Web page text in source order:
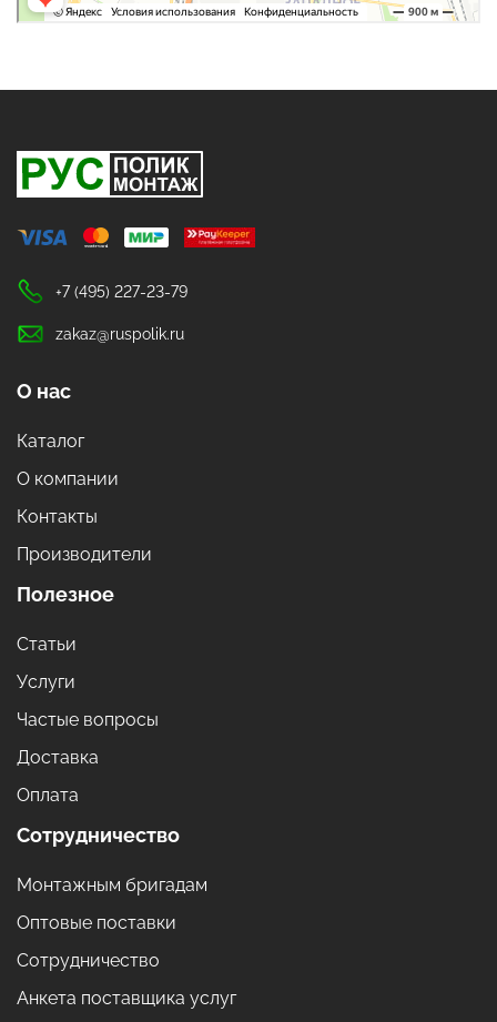
+7 (495) 227-23-79
zakaz@ruspolik.ru
О нас
Каталог
О компании
Контакты
Производители
Полезное
Статьи
Услуги
Частые вопросы
Доставка
Оплата
Сотрудничество
Монтажным бригадам
Оптовые поставки
Сотрудничество
Анкета поставщика услуг